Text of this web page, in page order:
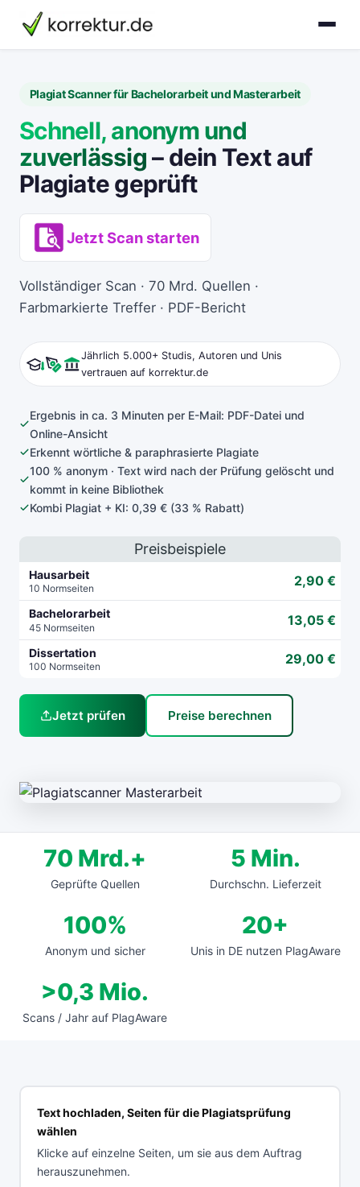
korrektur.de
Plagiat Scanner für Bachelorarbeit und Masterarbeit
Schnell, anonym und
zuverlässig– dein Text auf
Plagiate geprüft
Jetzt Scan starten
Vollständiger Scan · 70 Mrd. Quellen ·
Farbmarkierte Treffer · PDF-Bericht
Jährlich 5.000+ Studis, Autoren und Unis
vertrauen auf korrektur.de
Ergebnis in ca. 3 Minuten per E-Mail: PDF-Datei und
Online-Ansicht
Erkennt wörtliche & paraphrasierte Plagiate
100 % anonym · Text wird nach der Prüfung gelöscht und
kommt in keine Bibliothek
Kombi Plagiat + KI: 0,39 € (33 % Rabatt)
Preisbeispiele
Hausarbeit
10 Normseiten 2,90 €
Bachelorarbeit
45 Normseiten 13,05 €
Dissertation
100 Normseiten 29,00 €
Jetzt prüfen Preise berechnen
70 Mrd.+
Geprüfte Quellen
5 Min.
Durchschn. Lieferzeit
100%
Anonym und sicher
20+
Unis in DE nutzen PlagAware
>0,3 Mio.
Scans / Jahr auf PlagAware
Text hochladen, Seiten für die Plagiatsprüfung
wählen
Klicke auf einzelne Seiten, um sie aus dem Auftrag
herauszunehmen.